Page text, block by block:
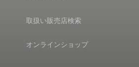
取扱い販売店検索
オンラインショップ